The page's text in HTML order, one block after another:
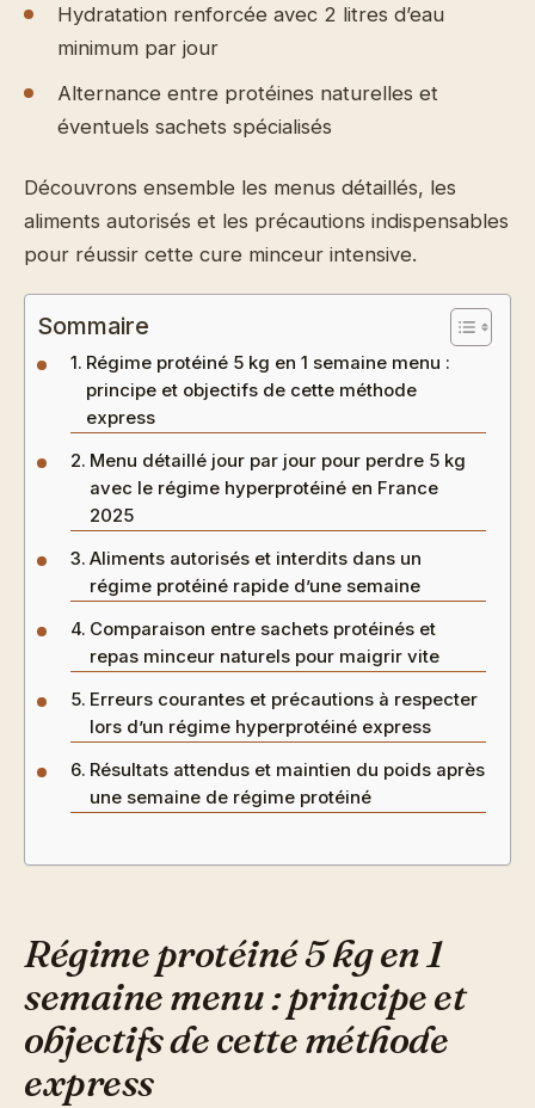
Hydratation renforcée avec 2 litres d’eau
minimum par jour
Alternance entre protéines naturelles et
éventuels sachets spécialisés
Découvrons ensemble les menus détaillés, les
aliments autorisés et les précautions indispensables
pour réussir cette cure minceur intensive.
Sommaire
Régime protéiné 5 kg en 1 semaine menu :
principe et objectifs de cette méthode
express
Menu détaillé jour par jour pour perdre 5 kg
avec le régime hyperprotéiné en France
2025
Aliments autorisés et interdits dans un
régime protéiné rapide d’une semaine
Comparaison entre sachets protéinés et
repas minceur naturels pour maigrir vite
Erreurs courantes et précautions à respecter
lors d’un régime hyperprotéiné express
Résultats attendus et maintien du poids après
une semaine de régime protéiné
Régime protéiné 5 kg en 1
semaine menu : principe et
objectifs de cette méthode
express